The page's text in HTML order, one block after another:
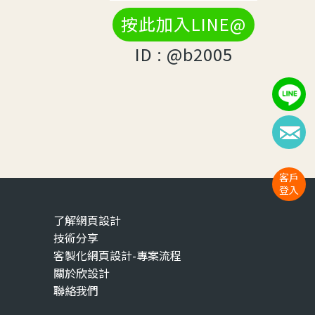
客戶
登入
按此加入LINE@
ID : @b2005
了解網頁設計
技術分享
客製化網頁設計-專案流程
關於欣設計
聯絡我們